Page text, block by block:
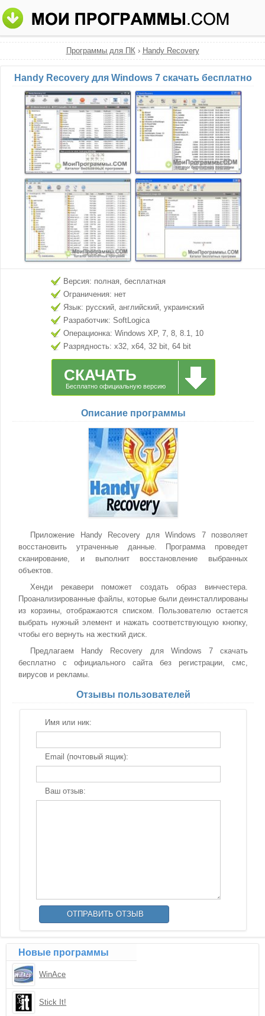
Программы для ПК› Handy Recovery
Handy Recovery для Windows 7 скачать бесплатно
Версия: полная, бесплатная
Ограничения: нет
Язык: русский, английский, украинский
Разработчик: SoftLogica
Операционка: Windows XP, 7, 8, 8.1, 10
Разрядность: x32, x64, 32 bit, 64 bit
СКАЧАТЬ
Бесплатно официальную версию
Описание программы
Приложение Handy Recovery для Windows 7 позволяет
восстановить утраченные данные. Программа проведет
сканирование, и выполнит восстановление выбранных
объектов.
Хенди рекавери поможет создать образ винчестера.
Проанализированные файлы, которые были деинсталлированы
из корзины, отображаются списком. Пользователю остается
выбрать нужный элемент и нажать соответствующую кнопку,
чтобы его вернуть на жесткий диск.
Предлагаем Handy Recovery для Windows 7 скачать
бесплатно с официального сайта без регистрации, смс,
вирусов и рекламы.
Отзывы пользователей
Имя или ник:
Email (почтовый ящик):
Ваш отзыв:
Новые программы
WinAce
Stick It!